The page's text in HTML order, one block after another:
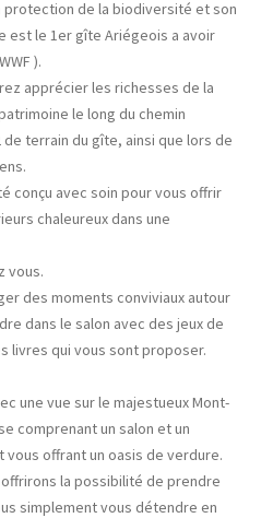
protection de la biodiversité et son
le 1er gîte Ariégeois a avoir
).
apprécier les richesses de la
le long du chemin
terrain du gîte, ainsi que lors de
conçu avec soin pour vous offrir
chaleureux dans une
vous.
des moments conviviaux autour
dans le salon avec des jeux de
livres qui vous sont proposer.
une vue sur le majestueux Mont-
comprenant un salon et un
vous offrant un oasis de verdure.
la possibilité de prendre
simplement vous détendre en